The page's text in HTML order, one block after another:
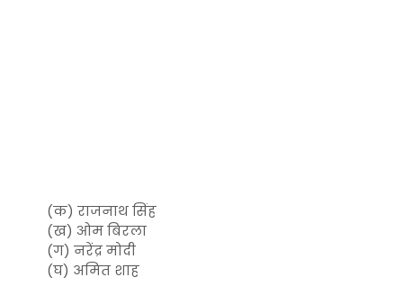
(क) राजनाथ सिंह
(ख) ओम बिरला
(ग) नरेंद्र मोदी
(घ) अमित शाह